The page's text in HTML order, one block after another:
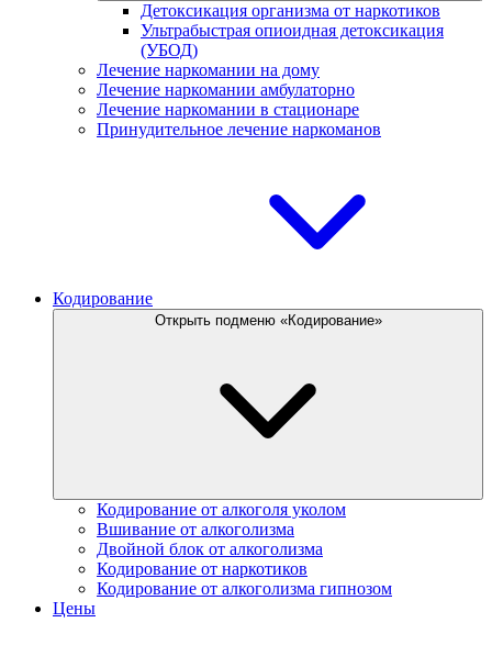
Детоксикация организма от наркотиков
Ультрабыстрая опиоидная детоксикация
(УБОД)
Лечение наркомании на дому
Лечение наркомании амбулаторно
Лечение наркомании в стационаре
Принудительное лечение наркоманов
Кодирование
Открыть подменю «Кодирование»
Кодирование от алкоголя уколом
Вшивание от алкоголизма
Двойной блок от алкоголизма
Кодирование от наркотиков
Кодирование от алкоголизма гипнозом
Цены